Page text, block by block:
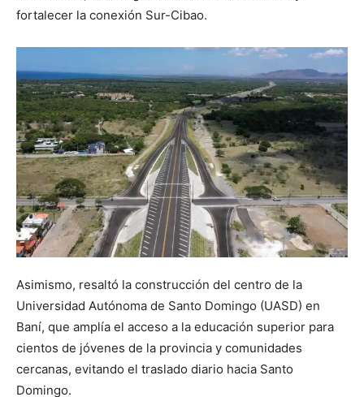
fortalecer la conexión Sur-Cibao.
Asimismo, resaltó la construcción del centro de la
Universidad Autónoma de Santo Domingo (UASD) en
Baní, que amplía el acceso a la educación superior para
cientos de jóvenes de la provincia y comunidades
cercanas, evitando el traslado diario hacia Santo
Domingo.